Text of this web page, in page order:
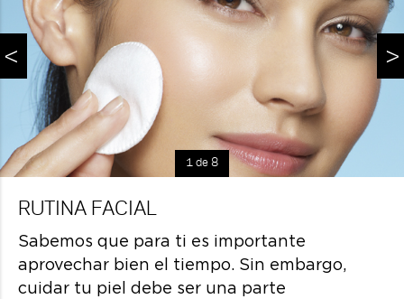
<
1 de 8
RUTINA FACIAL
Sabemos que para ti es importante
aprovechar bien el tiempo. Sin embargo,
cuidar tu piel debe ser una parte
>